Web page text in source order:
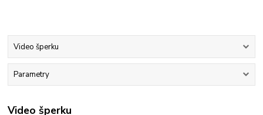
Video šperku
Parametry
Video šperku